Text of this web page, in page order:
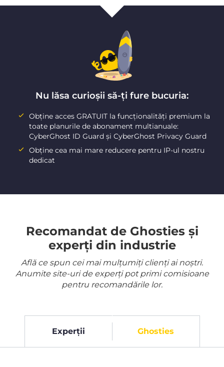
Nu lăsa curioșii să-ți fure bucuria:
Obține acces GRATUIT la funcționalități premium la
toate planurile de abonament multianuale:
CyberGhost ID Guard și CyberGhost Privacy Guard
Obține cea mai mare reducere pentru IP-ul nostru
dedicat
Recomandat de Ghosties și
experți din industrie
Află ce spun cei mai mulțumiți clienți ai noștri.
Anumite site-uri de experți pot primi comisioane
pentru recomandările lor.
Experții Ghosties